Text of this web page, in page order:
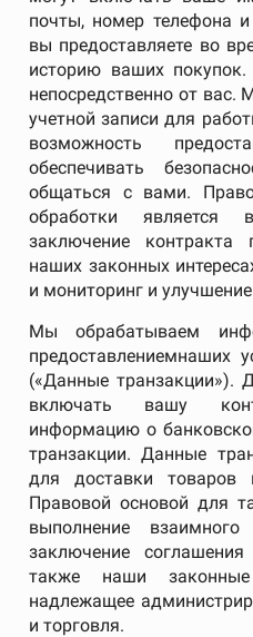
почты, номер телефона
вы предоставляете во
историю ваших
непосредственно от
учетной записи для
возможность
обеспечивать
общаться с вами.
обработки
заключение
наших законных
и мониторинг и улучшение
Мы обрабатываем
предоставлениемнаших
(«Данные транзакции»).
включать вашу
информацию о
транзакции. Данные
для доставки товаров
Правовой основой для
выполнение
заключение
также наши
надлежащее
и торговля.